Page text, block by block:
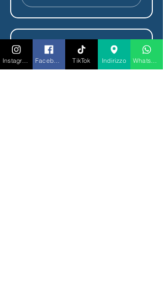
Tipo di biglietto
CENA
SPETTACOLO+BELLAVISTA
TikTok Indirizzo